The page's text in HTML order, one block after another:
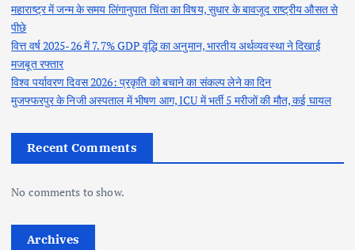
महाराष्ट्र में जन्म के समय लिंगानुपात चिंता का विषय, सुधार के बावजूद राष्ट्रीय औसत से
पीछे
वित्त वर्ष 2025-26 में 7.7% GDP वृद्धि का अनुमान, भारतीय अर्थव्यवस्था ने दिखाई
मजबूत रफ्तार
विश्व पर्यावरण दिवस 2026: प्रकृति को बचाने का संकल्प लेने का दिन
मुजफ्फरपुर के निजी अस्पताल में भीषण आग, ICU में भर्ती 5 मरीजों की मौत, कई घायल
Recent Comments
No comments to show.
Archives